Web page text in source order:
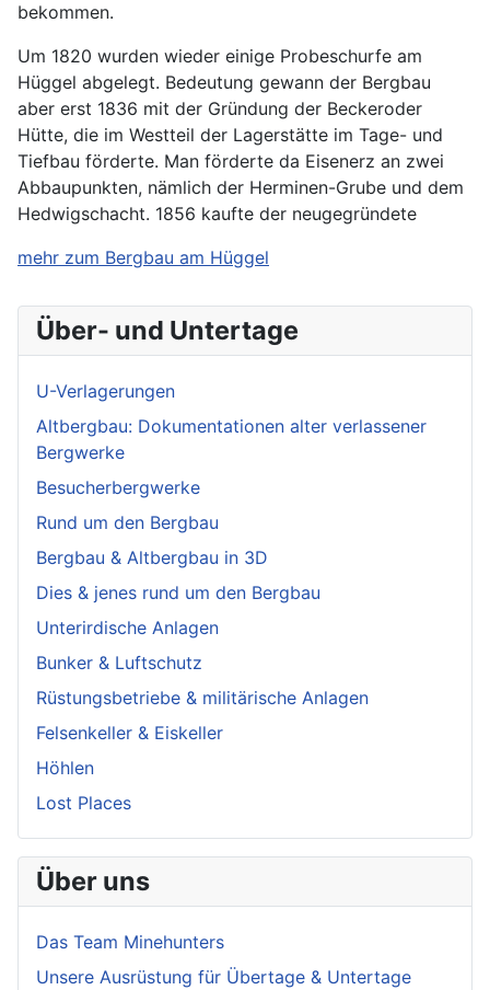
bekommen.
Um 1820 wurden wieder einige Probeschurfe am
Hüggel abgelegt. Bedeutung gewann der Bergbau
aber erst 1836 mit der Gründung der Beckeroder
Hütte, die im Westteil der Lagerstätte im Tage- und
Tiefbau förderte. Man förderte da Eisenerz an zwei
Abbaupunkten, nämlich der Herminen-Grube und dem
Hedwigschacht. 1856 kaufte der neugegründete
mehr zum Bergbau am Hüggel
Über- und Untertage
U-Verlagerungen
Altbergbau: Dokumentationen alter verlassener
Bergwerke
Besucherbergwerke
Rund um den Bergbau
Bergbau & Altbergbau in 3D
Dies & jenes rund um den Bergbau
Unterirdische Anlagen
Bunker & Luftschutz
Rüstungsbetriebe & militärische Anlagen
Felsenkeller & Eiskeller
Höhlen
Lost Places
Über uns
Das Team Minehunters
Unsere Ausrüstung für Übertage & Untertage